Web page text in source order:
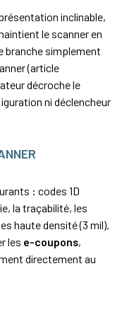
inclinable,
le scanner en
branche simplement
(article
décroche le
ni déclencheur
: codes 1D
la traçabilité, les
haute densité (3 mil).
les e-coupons,
directement au